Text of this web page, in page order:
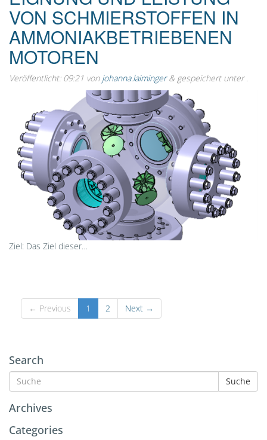
VON SCHMIERSTOFFEN IN
AMMONIAKBETRIEBENEN
MOTOREN
Veröffentlicht: 09:21 von johanna.laiminger & gespeichert unter .
Ziel: Das Ziel dieser…
← Previous 1 2 Next →
Search
Suche
Archives
Categories